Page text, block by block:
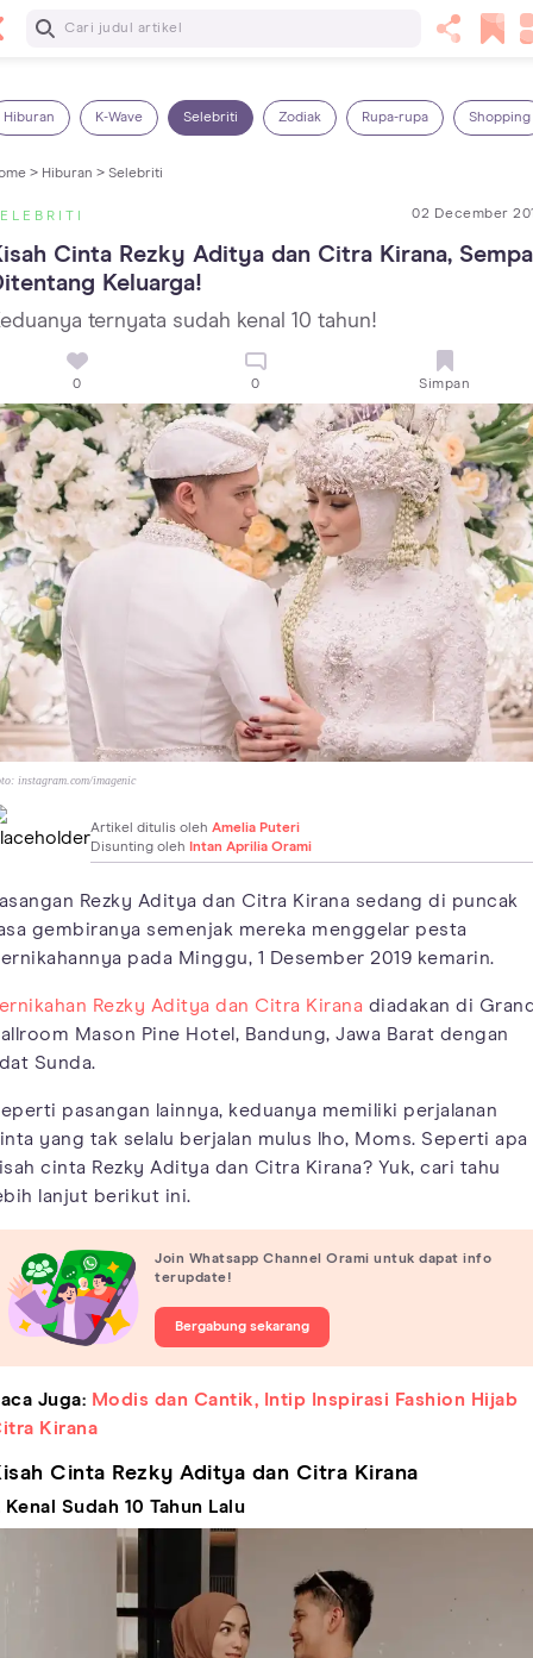
Baca Selanjutnya
Hiburan K-Wave Selebriti Zodiak Rupa-rupa Shopping
> Hiburan > Selebriti
02 December
Cinta Rezky Aditya dan Citra Kirana,
Keluarga!
ternyata sudah kenal 10 tahun!
0 0 Simpan
instagram.com/imagenic
Artikel ditulis oleh Amelia Puteri
Disunting oleh Intan Aprilia Orami
Rezky Aditya dan Citra Kirana sedang di puncak
gembiranya semenjak mereka menggelar pesta
pada Minggu, 1 Desember 2019 kemarin.
Rezky Aditya dan Citra Kirana diadakan di
Mason Pine Hotel, Bandung, Jawa Barat dengan
Sunda.
pasangan lainnya, keduanya memiliki perjalanan
yang tak selalu berjalan mulus lho, Moms. Seperti apa
cinta Rezky Aditya dan Citra Kirana? Yuk, cari tahu
lanjut berikut ini.
Join Whatsapp Channel Orami untuk dapat info
terupdate!
Bergabung sekarang
Juga: Modis dan Cantik, Intip Inspirasi Fashion Hijab
Kirana
Cinta Rezky Aditya dan Citra Kirana
Kenal Sudah 10 Tahun Lalu